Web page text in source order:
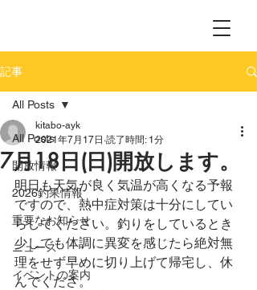
記事
All Posts
開放情報
2026釣果情報
重要なお知らせ
ニュース
イベントの案内
All Posts
7月18日(日)開放します。
kitabo-ayk
2021年7月17日 読了時間: 1分
明日も天気が良く気温が高くなる予報
ですので、熱中症対策は十分にしてい
らしてください。釣りをしているとき
少しでも体調に異変を感じたら絶対無
理をせず早めに切り上げて帰宅し、休
んでくださ。